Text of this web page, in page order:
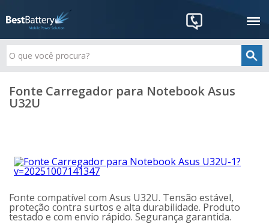
Fonte Carregador para Notebook Asus
U32U
Fonte compatível com Asus U32U. Tensão estável,
proteção contra surtos e alta durabilidade. Produto
testado e com envio rápido. Segurança garantida.